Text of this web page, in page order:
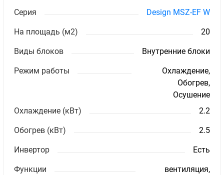
Серия Design MSZ-EF W
На площадь (м2) 20
Виды блоков Внутренние блоки
Режим работы
Охлаждение,
Обогрев,
Осушение
Охлаждение (кВт)
2.2
Обогрев (кВт) 2.5
Инвертор Есть
Функции
вентиляция,